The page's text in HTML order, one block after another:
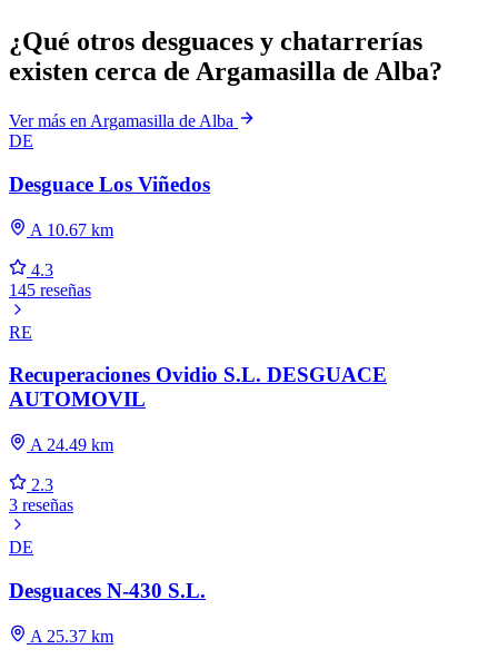
¿Qué otros desguaces y chatarrerías
existen cerca de Argamasilla de Alba?
Ver más en Argamasilla de Alba
DE
Desguace Los Viñedos
A 10.67 km
4.3
145 reseñas
RE
Recuperaciones Ovidio S.L. DESGUACE
AUTOMOVIL
A 24.49 km
2.3
3 reseñas
DE
Desguaces N-430 S.L.
A 25.37 km